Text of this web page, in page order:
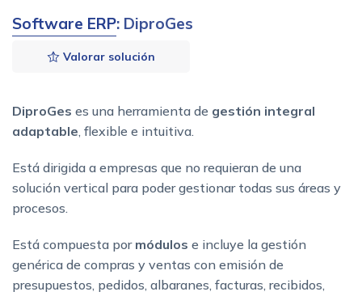
Software ERP: DiproGes
Valorar solución
DiproGes es una herramienta de gestión integral
adaptable, flexible e intuitiva.
Está dirigida a empresas que no requieran de una
solución vertical para poder gestionar todas sus áreas y
procesos.
Está compuesta por módulos e incluye la gestión
genérica de compras y ventas con emisión de
presupuestos, pedidos, albaranes, facturas, recibidos,